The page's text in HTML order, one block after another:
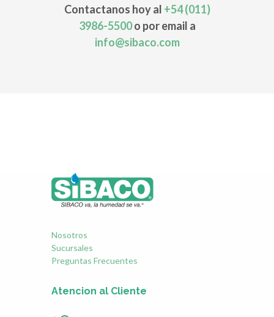
Contactanos hoy al +54 (011)
3986-5500o por email a
info@sibaco.com
Nosotros
Sucursales
Preguntas Frecuentes
Atencion al Cliente